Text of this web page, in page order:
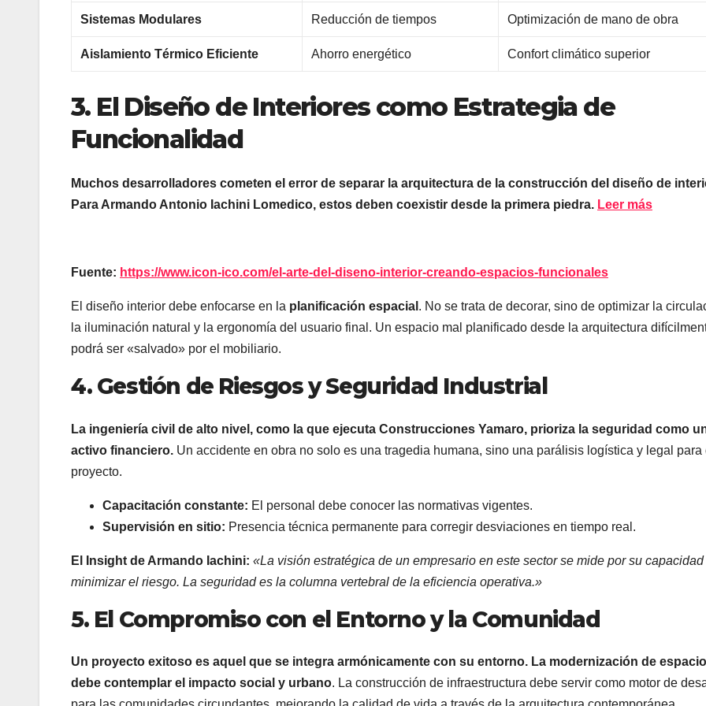
Sistemas Modulares Reducción de tiempos Optimización de mano de obra
Aislamiento Térmico Eficiente Ahorro energético Confort climático superior
3. El Diseño de Interiores como Estrategia de
Funcionalidad
Muchos desarrolladores cometen el error de separar la arquitectura de la construcción del diseño de
Para Armando Antonio Iachini Lomedico, estos deben coexistir desde la primera piedra. Leer más
Fuente: https://www.icon-ico.com/el-arte-del-diseno-interior-creando-espacios-funcionales
El diseño interior debe enfocarse en la planificación espacial . No se trata de decorar, sino de optimizar la
la iluminación natural y la ergonomía del usuario final. Un espacio mal planificado desde la arquitectura
podrá ser «salvado» por el mobiliario.
4. Gestión de Riesgos y Seguridad Industrial
La ingeniería civil de alto nivel, como la que ejecuta Construcciones Yamaro, prioriza la seguridad como
activo financiero. Un accidente en obra no solo es una tragedia humana, sino una parálisis logística y legal para
proyecto.
Capacitación constante: El personal debe conocer las normativas vigentes.
Supervisión en sitio: Presencia técnica permanente para corregir desviaciones en tiempo real.
El Insight de Armando Iachini: «La visión estratégica de un empresario en este sector se mide por su capacidad
minimizar el riesgo. La seguridad es la columna vertebral de la eficiencia operativa.»
5. El Compromiso con el Entorno y la Comunidad
Un proyecto exitoso es aquel que se integra armónicamente con su entorno. La modernización de
debe contemplar el impacto social y urbano. La construcción de infraestructura debe servir como motor de